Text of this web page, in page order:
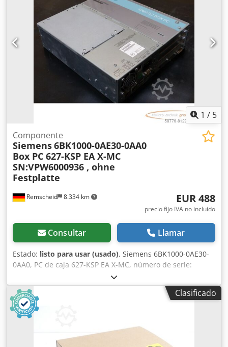
1 / 5
Remscheid 8.334 km
Componente
Siemens6BK1000-0AE30-0AA0
Box PC 627-KSP EA X-MC
SN:VPW6000936 , ohne
Festplatte
EUR 488
precio fijo IVA no incluído
Consultar Llamar
Estado: listo para usar (usado), Siemens 6BK1000-0AE30-
0AA0, PC de caja 627-KSP EA X-MC, número de serie:
VPW6000936, sin disco duro, número de serie según foto,
usado, en buen estado de conservación, 100 % funcional,
el alcance de la entrega se indica en las fotos. Codpfx Anoi
Edkdsgsrf
Clasificado